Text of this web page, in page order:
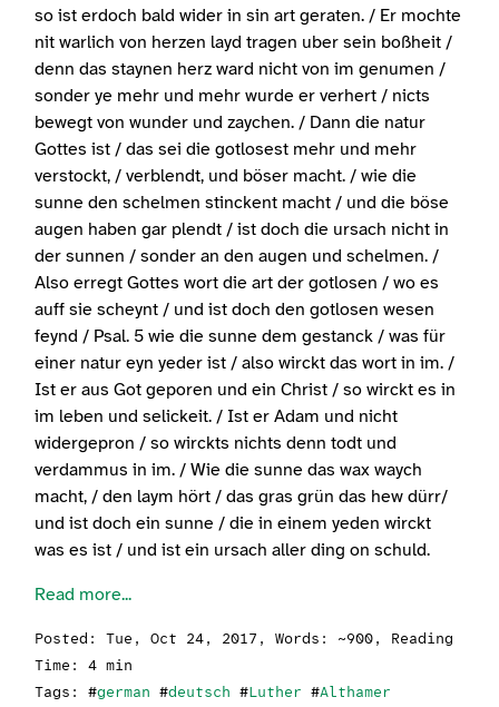
so ist erdoch bald wider in sin art geraten. / Er mochte
nit warlich von herzen layd tragen uber sein boßheit /
denn das staynen herz ward nicht von im genumen /
sonder ye mehr und mehr wurde er verhert / nicts
bewegt von wunder und zaychen. / Dann die natur
Gottes ist / das sei die gotlosest mehr und mehr
verstockt, / verblendt, und böser macht. / wie die
sunne den schelmen stinckent macht / und die böse
augen haben gar plendt / ist doch die ursach nicht in
der sunnen / sonder an den augen und schelmen. /
Also erregt Gottes wort die art der gotlosen / wo es
auff sie scheynt / und ist doch den gotlosen wesen
feynd / Psal. 5 wie die sunne dem gestanck / was für
einer natur eyn yeder ist / also wirckt das wort in im. /
Ist er aus Got geporen und ein Christ / so wirckt es in
im leben und selickeit. / Ist er Adam und nicht
widergepron / so wirckts nichts denn todt und
verdammus in im. / Wie die sunne das wax waych
macht, / den laym hört / das gras grün das hew dürr/
und ist doch ein sunne / die in einem yeden wirckt
was es ist / und ist ein ursach aller ding on schuld.
Read more...
Posted:Tue, Oct 24, 2017 , Words: ~900, Reading
Time: 4 min
Tags: #german #deutsch #Luther #Althamer